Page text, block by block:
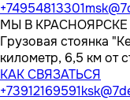
+74954813301
МЫ В КРАСНОЯРСКЕ
Грузовая стоянка
километр, 6,5 км от
КАК СВЯЗАТЬСЯ
+73912169591